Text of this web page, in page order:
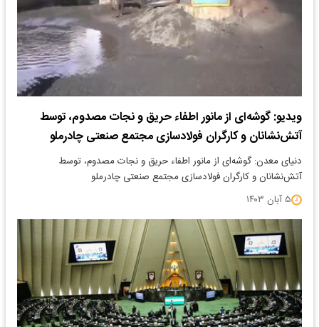
ویدیو: گوشه‌ای‌ از مانور اطفاء حریق و نجات مصدوم، توسط
آتش‌نشانان و کارگران فولادسازی مجتمع صنعتی چادرملو
دنیای معدن: گوشه‌ای‌ از مانور اطفاء حریق و نجات مصدوم، توسط
آتش‌نشانان و کارگران فولادسازی مجتمع صنعتی چادرملو
۵ آبان ۱۴۰۳